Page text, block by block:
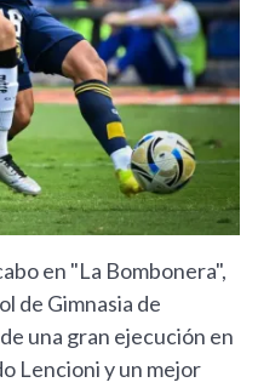
en "La Bombonera",
de Gimnasia de
una gran ejecución en
Lencioni y un mejor